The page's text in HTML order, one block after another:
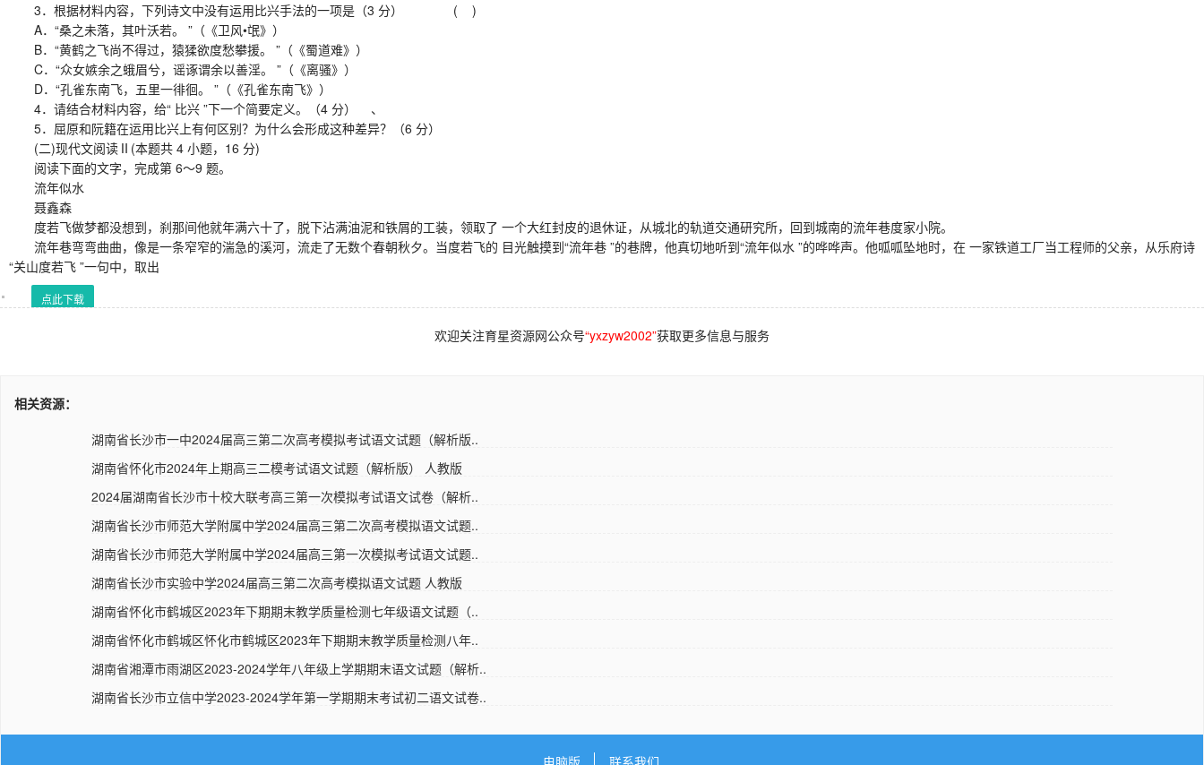
3．根据材料内容，下列诗文中没有运用比兴手法的一项是（3 分） ( )
A．“桑之未落，其叶沃若。 ”（《卫风•氓》）
B．“黄鹤之飞尚不得过，猿猱欲度愁攀援。 ”（《蜀道难》）
C．“众女嫉余之蛾眉兮，谣诼谓余以善淫。 ”（《离骚》）
D．“孔雀东南飞，五里一徘徊。 ”（《孔雀东南飞》）
4．请结合材料内容，给“ 比兴 ”下一个简要定义。（4 分） 、
5．屈原和阮籍在运用比兴上有何区别？为什么会形成这种差异？（6 分）
(二)现代文阅读Ⅱ(本题共 4 小题，16 分)
阅读下面的文字，完成第 6～9 题。
流年似水
聂鑫森
度若飞做梦都没想到，刹那间他就年满六十了，脱下沾满油泥和铁屑的工装，领取了 一个大红封皮的退休证，从城北的轨道交通研究所，回到城南的流年巷度家小院。
流年巷弯弯曲曲，像是一条窄窄的湍急的溪河，流走了无数个春朝秋夕。当度若飞的 目光触摸到“流年巷 ”的巷牌，他真切地听到“流年似水 ”的哗哗声。他呱呱坠地时，在 一家铁道工厂当工程师的父亲，从乐府诗
“关山度若飞 ”一句中，取出
点此下载
欢迎关注育星资源网公众号“yxzyw2002”获取更多信息与服务
相关资源：
湖南省长沙市一中2024届高三第二次高考模拟考试语文试题（解析版..
湖南省怀化市2024年上期高三二模考试语文试题（解析版） 人教版
2024届湖南省长沙市十校大联考高三第一次模拟考试语文试卷（解析..
湖南省长沙市师范大学附属中学2024届高三第二次高考模拟语文试题..
湖南省长沙市师范大学附属中学2024届高三第一次模拟考试语文试题..
湖南省长沙市实验中学2024届高三第二次高考模拟语文试题 人教版
湖南省怀化市鹤城区2023年下期期末教学质量检测七年级语文试题（..
湖南省怀化市鹤城区怀化市鹤城区2023年下期期末教学质量检测八年..
湖南省湘潭市雨湖区2023-2024学年八年级上学期期末语文试题（解析..
湖南省长沙市立信中学2023-2024学年第一学期期末考试初二语文试卷..
电脑版 联系我们